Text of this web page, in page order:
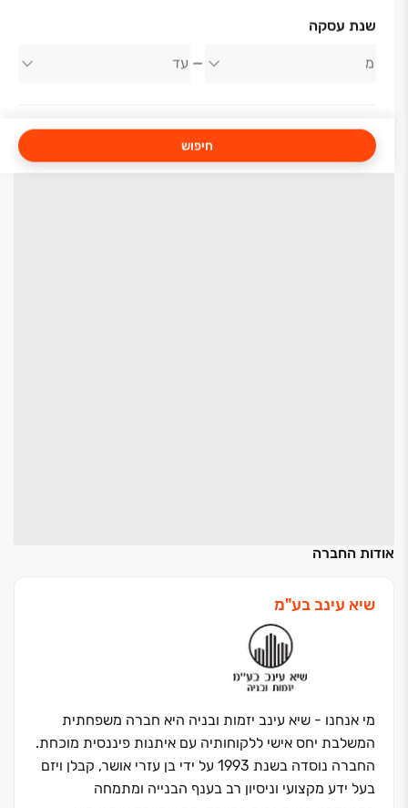
שנת עסקה
חיפוש
אודות החברה
שיא עינב בע"מ
מי אנחנו - שיא עינב יזמות ובניה היא חברה משפחתית
המשלבת יחס אישי ללקוחותיה עם איתנות פיננסית מוכחת.
החברה נוסדה בשנת 1993 על ידי בן עזרי אושר, קבלן ויזם
בעל ידע מקצועי וניסיון רב בענף הבנייה ומתמחה